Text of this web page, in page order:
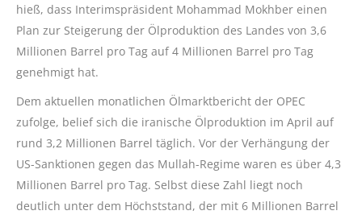
hieß, dass Interimspräsident Mohammad Mokhber einen
Plan zur Steigerung der Ölproduktion des Landes von 3,6
Millionen Barrel pro Tag auf 4 Millionen Barrel pro Tag
genehmigt hat.
Dem aktuellen monatlichen Ölmarktbericht der OPEC
zufolge, belief sich die iranische Ölproduktion im April auf
rund 3,2 Millionen Barrel täglich. Vor der Verhängung der
US-Sanktionen gegen das Mullah-Regime waren es über 4,3
Millionen Barrel pro Tag. Selbst diese Zahl liegt noch
deutlich unter dem Höchststand, der mit 6 Millionen Barrel